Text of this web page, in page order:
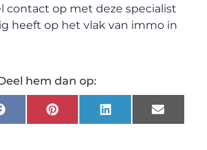
contact op met deze specialist
heeft op het vlak van immo in
hem dan op:
FacebookPinterestLinkedInEmail